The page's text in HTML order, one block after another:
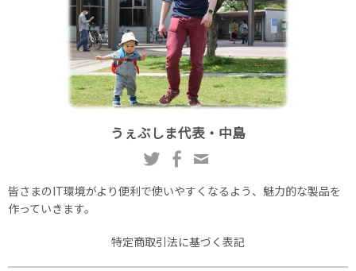
うぇぶしま代表・中島
皆さまのIT環境がより便利で使いやすくなるよう、魅力的な製品を
作っていきます。
特定商取引法に基づく表記